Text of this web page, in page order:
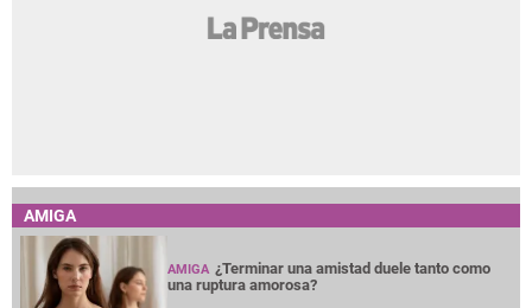
AMIGA
AMIGA ¿Terminar una amistad duele tanto como
una ruptura amorosa?